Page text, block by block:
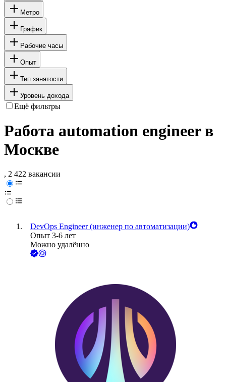
Метро
График
Рабочие часы
Опыт
Тип занятости
Уровень дохода
Ещё фильтры
Работа automation engineer в
Москве
, 2 422 вакансии
DevOps Engineer (инженер по автоматизации)
Опыт 3-6 лет
Можно удалённо